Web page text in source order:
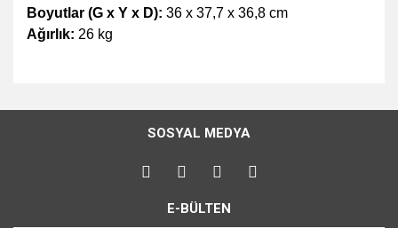
Boyutlar (G x Y x D): 36 x 37,7 x 36,8 cm
Ağırlık: 26 kg
konularda yetersiz gördüğünüz noktaları öneri formunu
kullanarak tarafımıza iletebilirsiniz.
Görüş ve önerileriniz için teşekkür ederiz.
Ürün açıklamasında eksik bilgiler bulunuyor.
SOSYAL MEDYA
E-BÜLTEN